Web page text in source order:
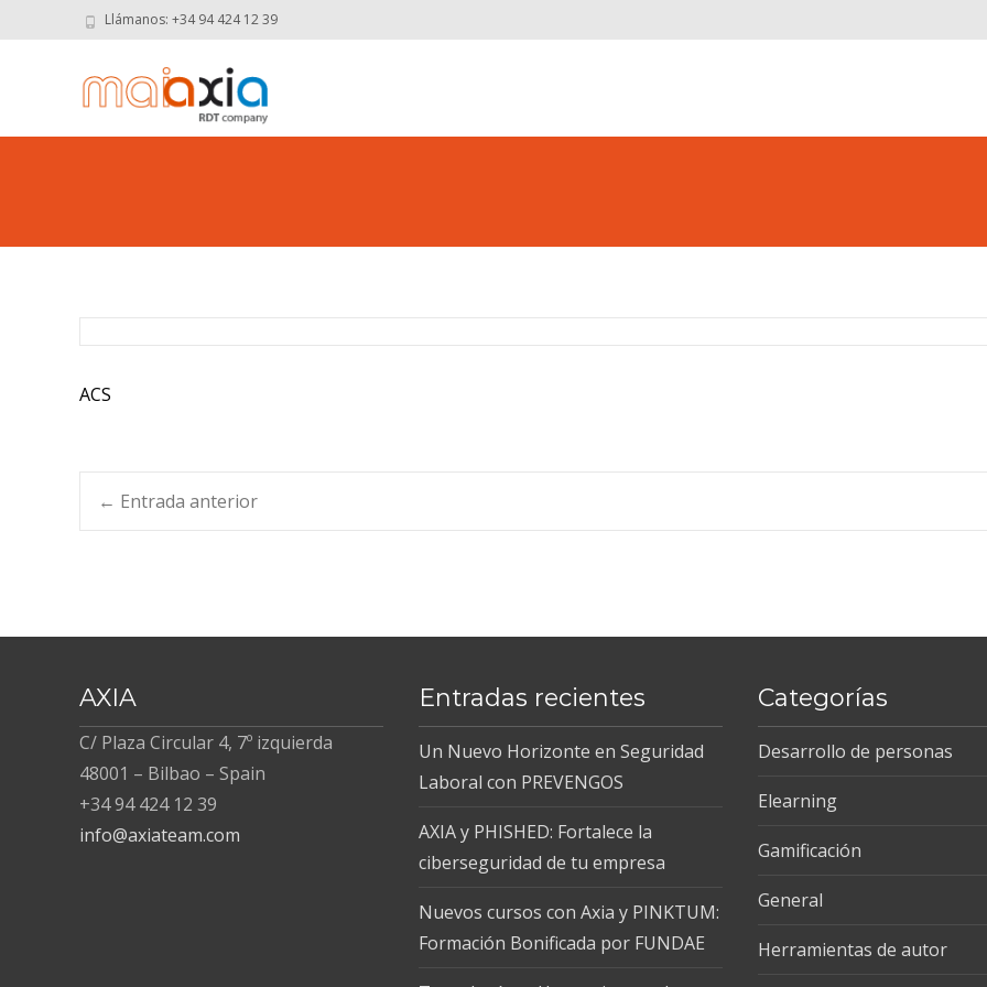
Llámanos: +34 94 424 12 39
ACS
Navegación
entradas
← Entrada anterior
AXIA
C/ Plaza Circular 4, 7º izquierda
48001 – Bilbao – Spain
+34 94 424 12 39
info@axiateam.com
Entradas recientes
Un Nuevo Horizonte en Seguridad
Laboral con PREVENGOS
AXIA y PHISHED: Fortalece la
ciberseguridad de tu empresa
Nuevos cursos con Axia y PINKTUM:
Formación Bonificada por FUNDAE
Categorías
Desarrollo de personas
Elearning
Gamificación
General
Herramientas de autor